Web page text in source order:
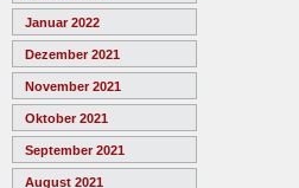
Januar 2022
Dezember 2021
November 2021
Oktober 2021
September 2021
August 2021